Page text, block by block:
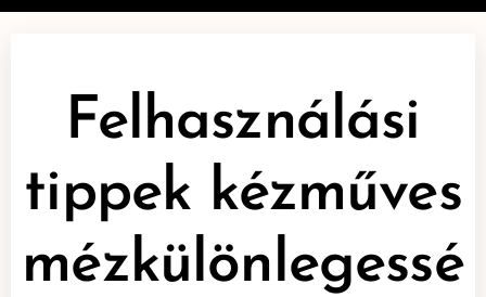
Felhasználási
tippek kézműves
mézkülönlegessé